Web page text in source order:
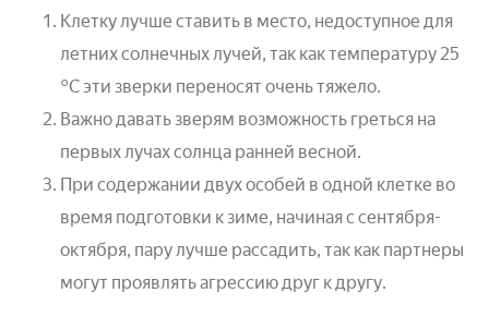
Клетку лучше ставить в место, недоступное для
летних солнечных лучей, так как температуру 25
°С эти зверки переносят очень тяжело.
Важно давать зверям возможность греться на
первых лучах солнца ранней весной.
При содержании двух особей в одной клетке во
время подготовки к зиме, начиная с сентября-
октября, пару лучше рассадить, так как партнеры
могут проявлять агрессию друг к другу.